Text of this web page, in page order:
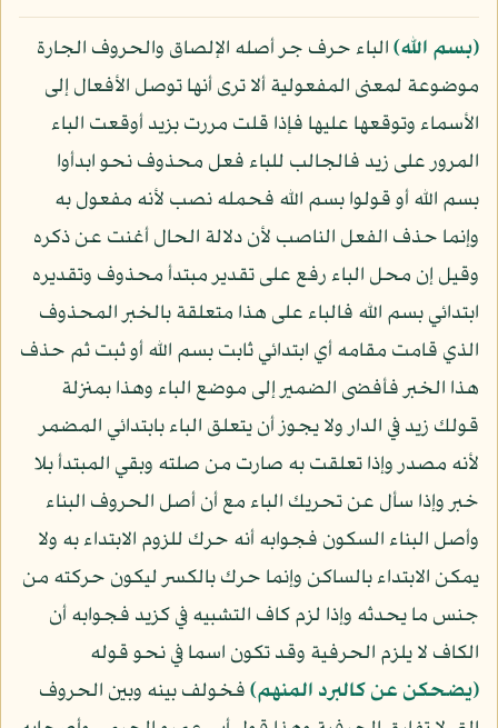
﴿بسم الله﴾الباء حرف جر أصله الإلصاق والحروف الجارة
موضوعة لمعنى المفعولية ألا ترى أنها توصل الأفعال إلى
الأسماء وتوقعها عليها فإذا قلت مررت بزيد أوقعت الباء
المرور على زيد فالجالب للباء فعل محذوف نحو ابدأوا
بسم الله أو قولوا بسم الله فحمله نصب لأنه مفعول به
وإنما حذف الفعل الناصب لأن دلالة الحال أغنت عن ذكره
وقيل إن محل الباء رفع على تقدير مبتدأ محذوف وتقديره
ابتدائي بسم الله فالباء على هذا متعلقة بالخبر المحذوف
الذي قامت مقامه أي ابتدائي ثابت بسم الله أو ثبت ثم حذف
هذا الخبر فأفضى الضمير إلى موضع الباء وهذا بمنزلة
قولك زيد في الدار ولا يجوز أن يتعلق الباء بابتدائي المضمر
لأنه مصدر وإذا تعلقت به صارت من صلته وبقي المبتدأ بلا
خبر وإذا سأل عن تحريك الباء مع أن أصل الحروف البناء
وأصل البناء السكون فجوابه أنه حرك للزوم الابتداء به ولا
يمكن الابتداء بالساكن وإنما حرك بالكسر ليكون حركته من
جنس ما يحدثه وإذا لزم كاف التشبيه في كزيد فجوابه أن
الكاف لا يلزم الحرفية وقد تكون اسما في نحو قوله
(يضحكن عن كالبرد المنهم)فخولف بينه وبين الحروف